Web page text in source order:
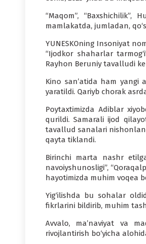
“Maqom”,
mamlakatda, jumladan,
YUNЕSKOning Insoniyat
“Ijodkor shaharlar
Rayhon Beruniy tavalludi
Kino san’atida ham yangi
yaratildi. Qariyb chorak
Poytaxtimizda Adiblar
qurildi. Samarali ijod
tavallud sanalari
qayta tiklandi.
Birinchi marta nashr
navoiyshunosligi”,
hayotimizda muhim voqea
Yig‘ilishda bu sohalar
fikrlarini bildirib, muhim
Avvalo, ma’naviyat va
rivojlantirish bo‘yicha